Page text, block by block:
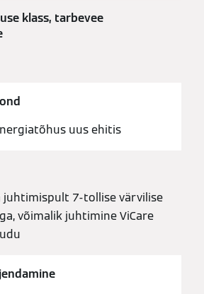
klass, tarbevee
uus ehitis
juhtimispult 7-tollise värvilise
võimalik juhtimine ViCare